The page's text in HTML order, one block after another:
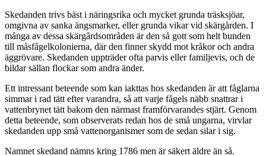
Skedanden trivs bäst i näringsrika och mycket grunda träsksjöar,
omgivna av sanka ängsmarker, eller grunda vikar vid skärgården. I
många av dessa skärgårdsområden är den så gott som helt bunden
till måsfågelkolonierna, där den finner skydd mot kråkor och andra
äggrövare. Skedanden uppträder ofta parvis eller familjevis, och de
bildar sällan flockar som andra änder.
Ett intressant beteende som kan iakttas hos skedanden är att fåglarna
simmar i rad tätt efter varandra, så att varje fågels näbb snattrar i
vattenbrynet tätt bakom den närmast framförvarandes stjärt. Genom
detta beteende, som observerats redan hos de små ungarna, virvlar
skedanden upp små vattenorganismer som de sedan silar i sig.
Namnet skedand nämns kring 1786 men är säkert äldre än så.